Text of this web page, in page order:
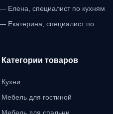
Елена, специалист по кухням
Екатерина, специалист по
Категории товаров
Кухни
Мебель для гостиной